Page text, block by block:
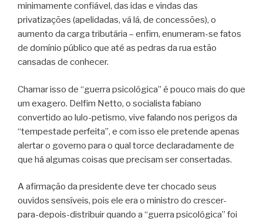
minimamente confiável, das idas e vindas das
privatizações (apelidadas, vá lá, de concessões), o
aumento da carga tributária – enfim, enumeram-se fatos
de domínio público que até as pedras da rua estão
cansadas de conhecer.
Chamar isso de “guerra psicológica” é pouco mais do que
um exagero. Delfim Netto, o socialista fabiano
convertido ao lulo-petismo, vive falando nos perigos da
“tempestade perfeita”, e com isso ele pretende apenas
alertar o governo para o qual torce declaradamente de
que há algumas coisas que precisam ser consertadas.
A afirmação da presidente deve ter chocado seus
ouvidos sensíveis, pois ele era o ministro do crescer-
para-depois-distribuir quando a “guerra psicológica” foi